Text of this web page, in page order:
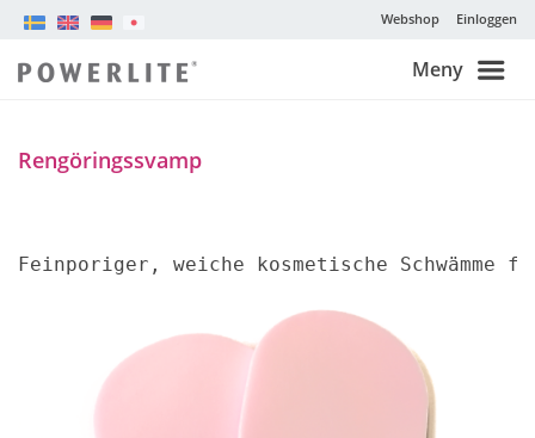
Webshop Einloggen
Meny
Rengöringssvamp
Feinporiger, weiche kosmetische Schwämme